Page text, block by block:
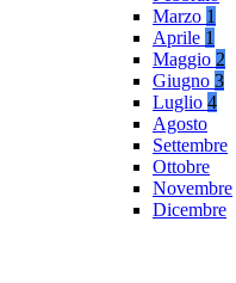
Marzo 1
Aprile 1
Maggio 2
Giugno 3
Luglio 4
Agosto
Settembre
Ottobre
Novembre
Dicembre